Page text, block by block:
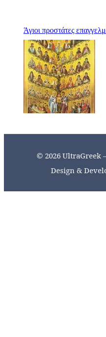
Άγιοι προστάτες
© 2026 UltraGreek
Design &